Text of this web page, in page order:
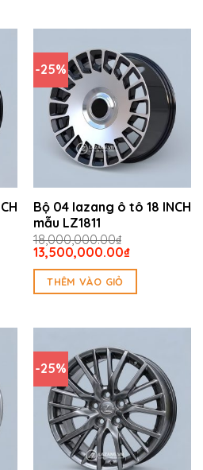
-25%
Bộ 04 lazang ô tô 18 INCH
mẫu LZ1811
18,000,000.00₫
Giá
gốc
18,000,000.00₫.
13,500,000.00₫Giá
là:
THÊM VÀO GIỎ
-25%